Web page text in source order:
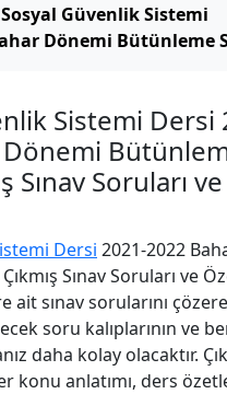
Sosyal Güvenlik Sistemi
Dönemi Bütünleme
Sistemi Dersi
Sınav Soruları ve
Dersi 2021-2022
Sınav Soruları ve
ait sınav sorularını
soru kalıplarının ve
daha kolay olacaktır.
konu anlatımı, ders